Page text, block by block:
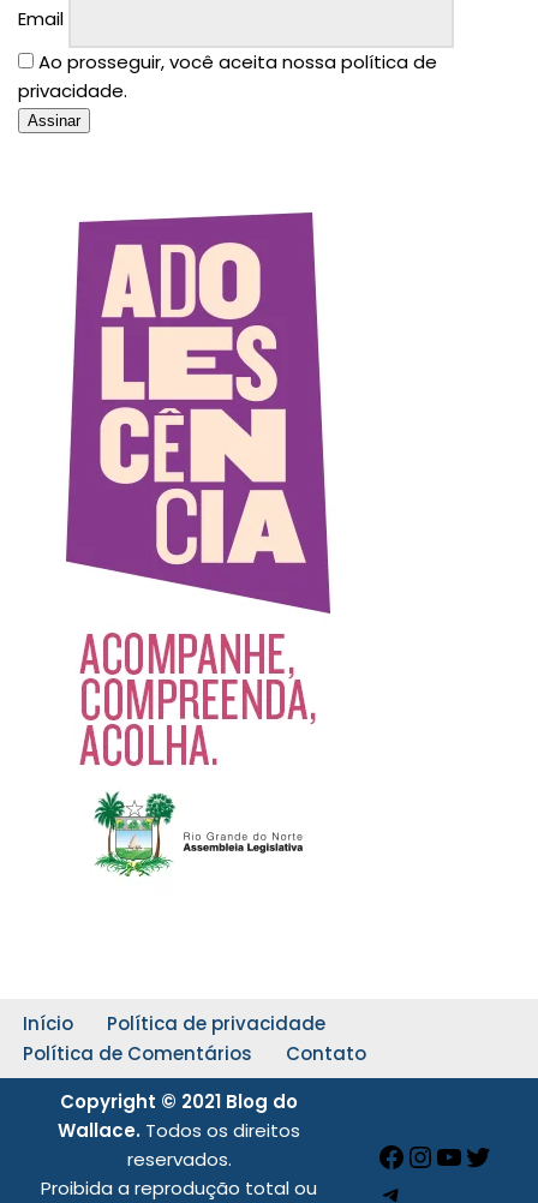
Email
Ao prosseguir, você aceita nossa política de
privacidade.
Início
Política de privacidade
Política de Comentários
Contato
Copyright © 2021 Blog do
Wallace. Todos os direitos
reservados.
Proibida a reprodução total ou